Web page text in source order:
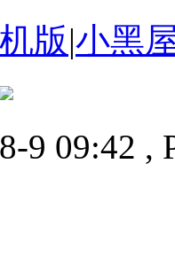
版|小黑
9 09:42 ,